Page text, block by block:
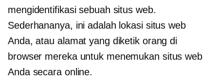
mengidentifikasi sebuah situs web.
Sederhananya, ini adalah lokasi situs web
Anda, atau alamat yang diketik orang di
browser mereka untuk menemukan situs web
Anda secara online.